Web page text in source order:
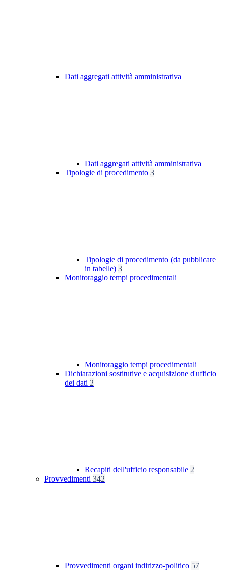
Dati aggregati attività amministrativa
Dati aggregati attività amministrativa
Tipologie di procedimento 3
Tipologie di procedimento (da pubblicare
in tabelle) 3
Monitoraggio tempi procedimentali
Monitoraggio tempi procedimentali
Dichiarazioni sostitutive e acquisizione d'ufficio
dei dati 2
Recapiti dell'ufficio responsabile 2
Provvedimenti 342
Provvedimenti organi indirizzo-politico 57